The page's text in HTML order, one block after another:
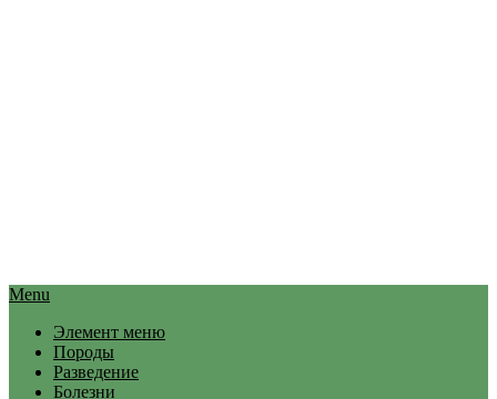
Menu
Элемент меню
Породы
Разведение
Болезни